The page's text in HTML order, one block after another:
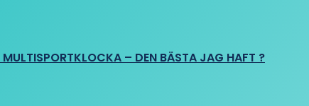
– DEN BÄSTA JAG HAFT ?